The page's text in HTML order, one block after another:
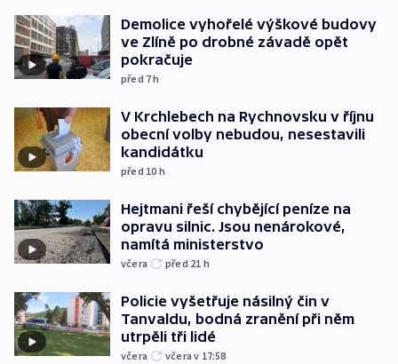
Demolice vyhořelé výškové budovy
ve Zlíně po drobné závadě opět
pokračuje
před 7h
V Krchlebech na Rychnovsku v říjnu
obecní volby nebudou, nesestavili
kandidátku
před 10 h
Hejtmani řeší chybějící peníze na
opravu silnic. Jsou nenárokové,
namítá ministerstvo
včera před 21 h
Policie vyšetřuje násilný čin v
Tanvaldu, bodná zranění při něm
utrpěli tři lidé
včera včera v 17:58